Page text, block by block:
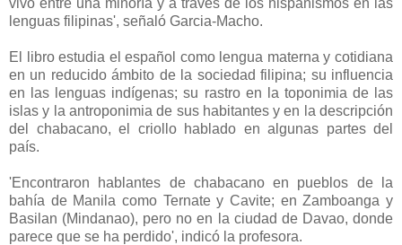
lenguas filipinas', señaló Garcia-Macho.
El libro estudia el español como lengua materna y cotidiana
en un reducido ámbito de la sociedad filipina; su influencia
en las lenguas indígenas; su rastro en la toponimia de las
islas y la antroponimia de sus habitantes y en la descripción
del chabacano, el criollo hablado en algunas partes del
país.
'Encontraron hablantes de chabacano en pueblos de la
bahía de Manila como Ternate y Cavite; en Zamboanga y
Basilan (Mindanao), pero no en la ciudad de Davao, donde
parece que se ha perdido', indicó la profesora.